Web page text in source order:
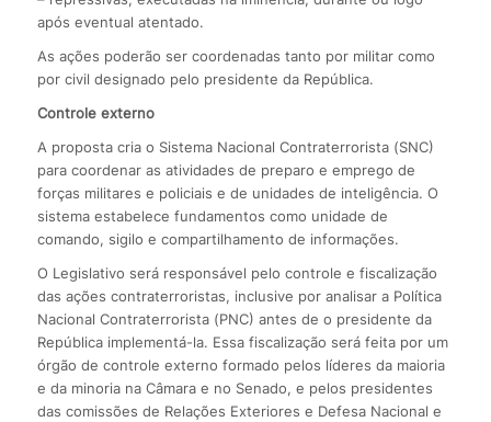
após eventual atentado.
As ações poderão ser coordenadas tanto por militar como
por civil designado pelo presidente da República.
Controle externo
A proposta cria o Sistema Nacional Contraterrorista (SNC)
para coordenar as atividades de preparo e emprego de
forças militares e policiais e de unidades de inteligência. O
sistema estabelece fundamentos como unidade de
comando, sigilo e compartilhamento de informações.
O Legislativo será responsável pelo controle e fiscalização
das ações contraterroristas, inclusive por analisar a Política
Nacional Contraterrorista (PNC) antes de o presidente da
República implementá-la. Essa fiscalização será feita por um
órgão de controle externo formado pelos líderes da maioria
e da minoria na Câmara e no Senado, e pelos presidentes
das comissões de Relações Exteriores e Defesa Nacional e